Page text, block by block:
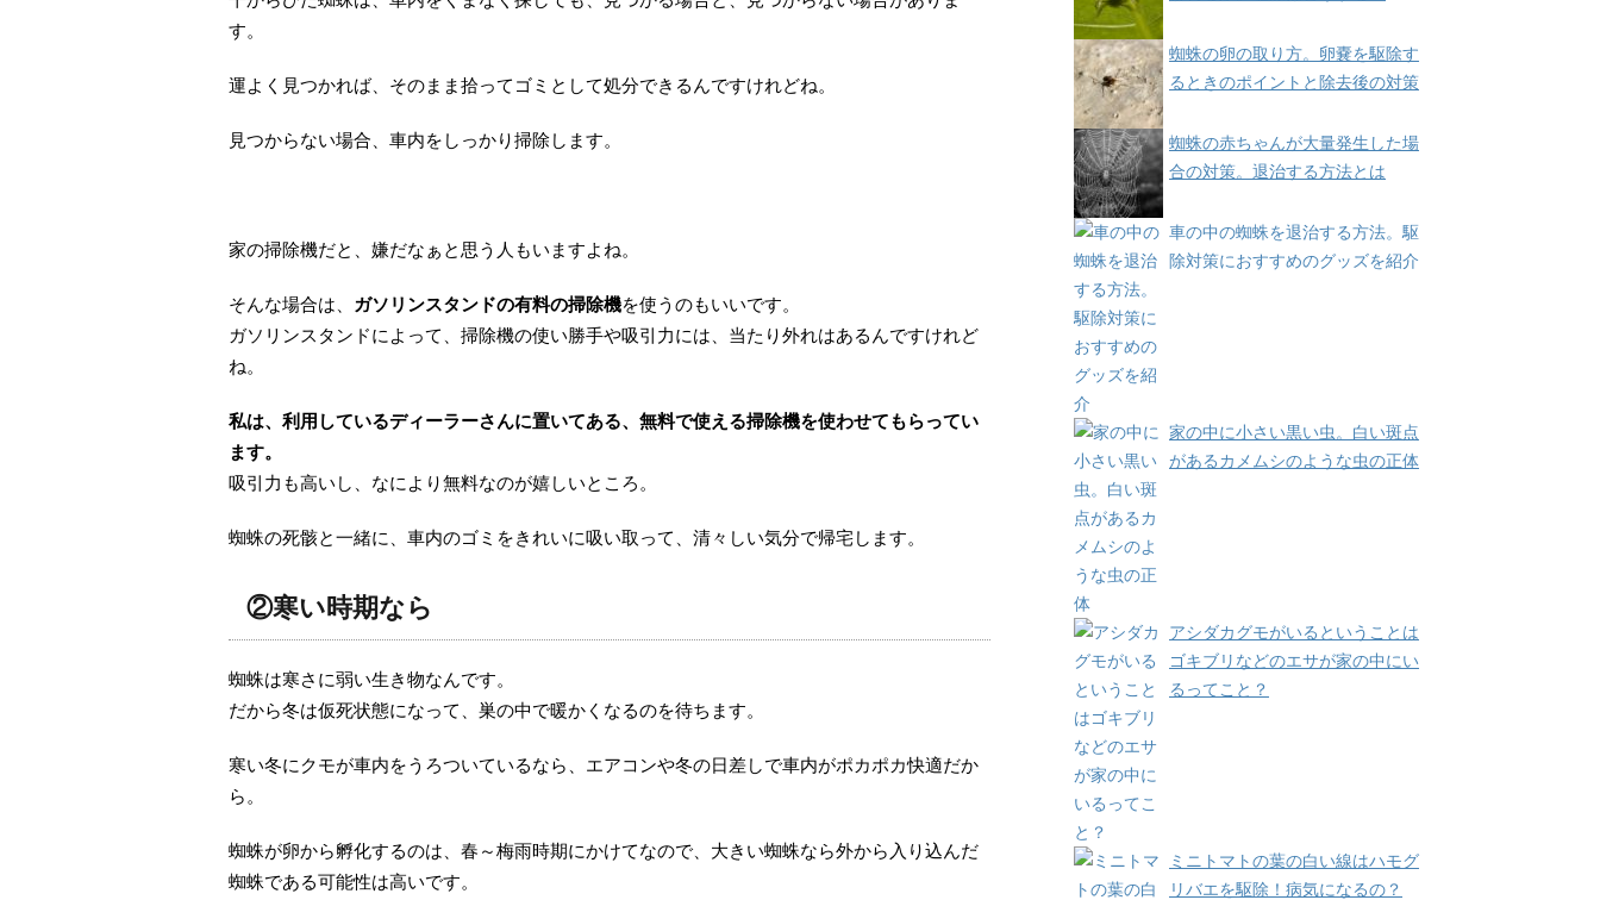
す。
運よく見つかれば、そのまま拾ってゴミとして処分できるんですけれどね。
見つからない場合、車内をしっかり掃除します。
家の掃除機だと、嫌だなぁと思う人もいますよね。
そんな場合は、 ガソリンスタンドの有料の掃除機を使うのもいいです。
ガソリンスタンドによって、掃除機の使い勝手や吸引力には、当たり外れはあるんですけれど
ね。
私は、利用しているディーラーさんに置いてある、無料で使える掃除機を使わせてもらってい
ます。
吸引力も高いし、なにより無料なのが嬉しいところ。
蜘蛛の死骸と一緒に、車内のゴミをきれいに吸い取って、清々しい気分で帰宅します。
②寒い時期なら
蜘蛛は寒さに弱い生き物なんです。
だから冬は仮死状態になって、巣の中で暖かくなるのを待ちます。
寒い冬にクモが車内をうろついているなら、エアコンや冬の日差しで車内がポカポカ快適だか
ら。
蜘蛛が卵から孵化するのは、春～梅雨時期にかけてなので、大きい蜘蛛なら外から入り込んだ
蜘蛛である可能性は高いです。
蜘蛛の卵の取り方。卵嚢を駆除す
るときのポイントと除去後の対策
蜘蛛の赤ちゃんが大量発生した場
合の対策。退治する方法とは
車の中の蜘蛛を退治する方法。駆
除対策におすすめのグッズを紹介
家の中に小さい黒い虫。白い斑点
があるカメムシのような虫の正体
アシダカグモがいるということは
ゴキブリなどのエサが家の中にい
るってこと？
ミニトマトの葉の白い線はハモグ
リバエを駆除！病気になるの？